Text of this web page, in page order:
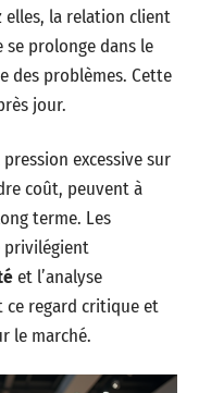
elles, la relation client
se prolonge dans le
des problèmes. Cette
jour.
excessive sur
coût, peuvent à
terme. Les
privilégient
et l’analyse
ce regard critique et
le marché.